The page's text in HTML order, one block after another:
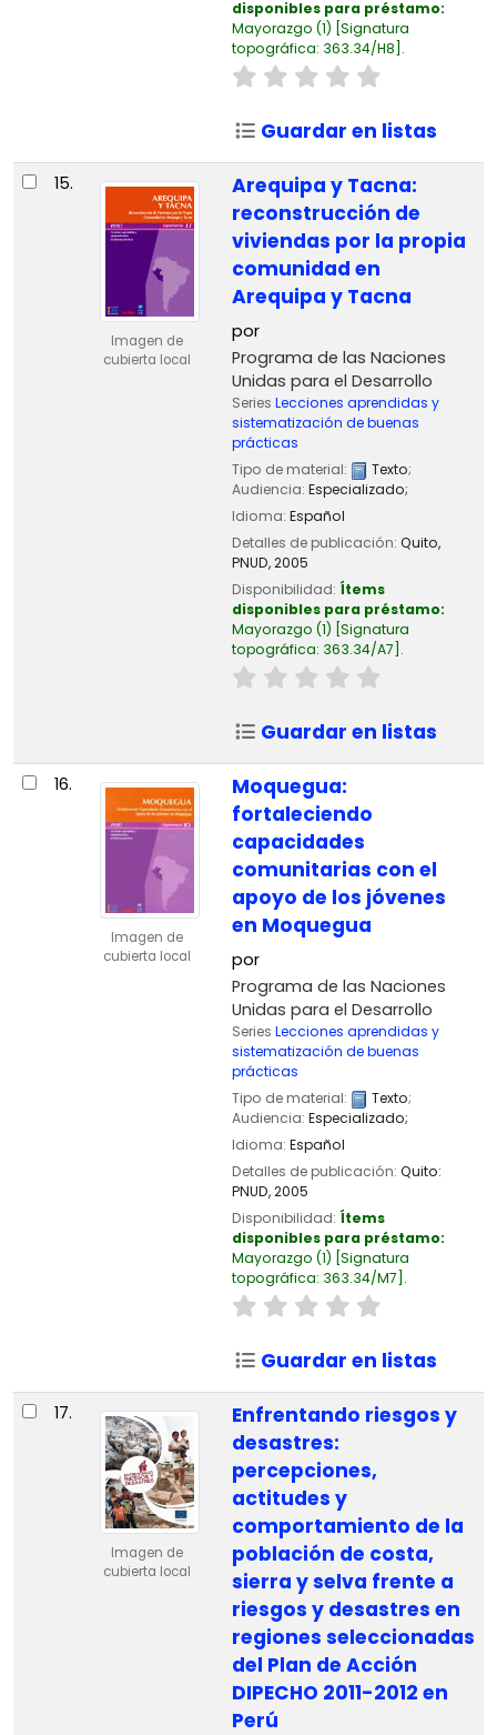
disponibles para préstamo:
Mayorazgo (1) Signatura
topográfica: 363.34/H8 .
Guardar en listas
15.
Imagen de
cubierta local
Arequipa y Tacna:
reconstrucción de
viviendas por la propia
comunidad en
Arequipa y Tacna
por
Programa de las Naciones
Unidas para el Desarrollo
Series Lecciones aprendidas y
sistematización de buenas
prácticas
Tipo de material:
Texto;
Audiencia: Especializado;
Idioma: Español
Detalles de publicación: Quito,
PNUD,2005
Disponibilidad: Ítems
disponibles para préstamo:
Mayorazgo (1) Signatura
topográfica: 363.34/A7 .
Guardar en listas
16.
Imagen de
cubierta local
Moquegua:
fortaleciendo
capacidades
comunitarias con el
apoyo de los jóvenes
en Moquegua
por
Programa de las Naciones
Unidas para el Desarrollo
Series Lecciones aprendidas y
sistematización de buenas
prácticas
Tipo de material:
Texto;
Audiencia: Especializado;
Idioma: Español
Detalles de publicación: Quito:
PNUD,2005
Disponibilidad: Ítems
disponibles para préstamo:
Mayorazgo (1) Signatura
topográfica: 363.34/M7 .
Guardar en listas
17.
Imagen de
cubierta local
Enfrentando riesgos y
desastres:
percepciones,
actitudes y
comportamiento de la
población de costa,
sierra y selva frente a
riesgos y desastres en
regiones seleccionadas
del Plan de Acción
DIPECHO 2011-2012 en
Perú